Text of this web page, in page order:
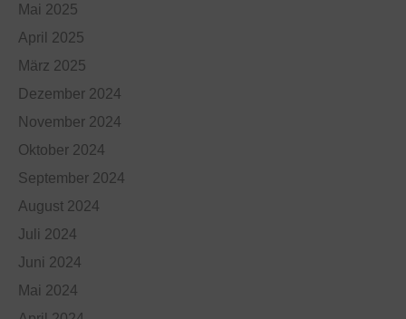
Mai 2025
April 2025
März 2025
Dezember 2024
November 2024
Oktober 2024
September 2024
August 2024
Juli 2024
Juni 2024
Mai 2024